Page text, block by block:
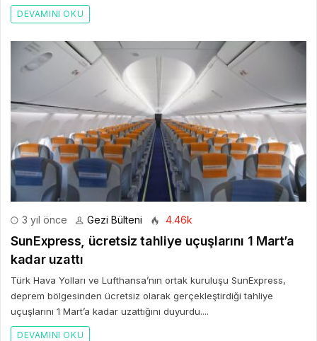
DEVAMINI OKU
3 yıl önce Gezi Bülteni 4.46k
SunExpress, ücretsiz tahliye uçuşlarını 1 Mart’a
kadar uzattı
Türk Hava Yolları ve Lufthansa’nın ortak kuruluşu SunExpress,
deprem bölgesinden ücretsiz olarak gerçekleştirdiği tahliye
uçuşlarını 1 Mart’a kadar uzattığını duyurdu....
DEVAMINI OKU